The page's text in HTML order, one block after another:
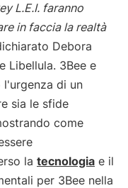
L.E.I. faranno
in faccia la realtà
Debora
Libellula. 3Bee e
l'urgenza di un
sia le sfide
come
la tecnologia e il
per 3Bee nella